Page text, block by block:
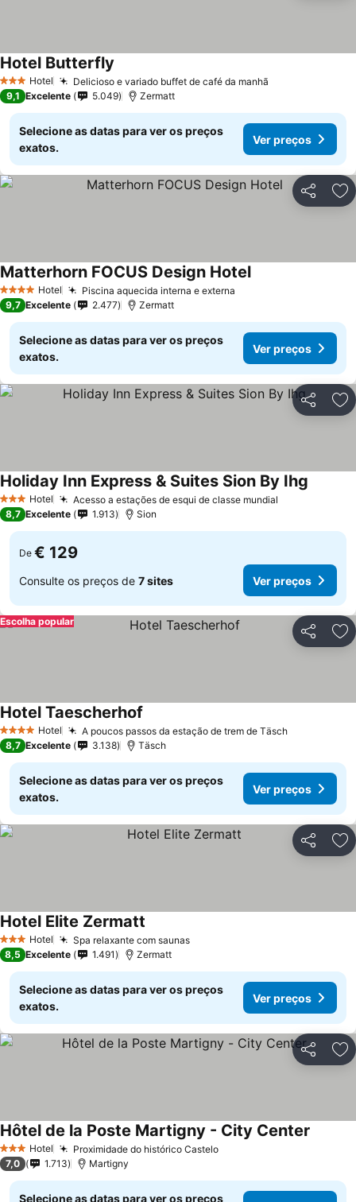
3 EstrelasHotel Delicioso e variado buffet de café da manhã
Hotel Butterfly
9,1 Excelente 5.049 Zermatt
Selecione as datas para ver os preços
exatos.
Ver preços
Partilhar
4 EstrelasHotel Piscina aquecida interna e externa
Matterhorn FOCUS Design Hotel
9,7 Excelente 2.477 Zermatt
Selecione as datas para ver os preços
exatos.
Ver preços
Partilhar
3 EstrelasHotel Acesso a estações de esqui de classe mundial
Holiday Inn Express & Suites Sion By Ihg
8,7 Excelente 1.913 Sion
De € 129
Consulte os preços de 7 sites Ver preços
Partilhar
Escolha popular
4 EstrelasHotel A poucos passos da estação de trem de Täsch
Hotel Taescherhof
8,7 Excelente 3.138 Täsch
Selecione as datas para ver os preços
exatos.
Ver preços
Partilhar
3 EstrelasHotel Spa relaxante com saunas
Hotel Elite Zermatt
8,5 Excelente 1.491 Zermatt
Selecione as datas para ver os preços
exatos.
Ver preços
Partilhar
3 EstrelasHotel Proximidade do histórico Castelo
Hôtel de la Poste Martigny - City Center
7,0 1.713 Martigny
Selecione as datas para ver os preços